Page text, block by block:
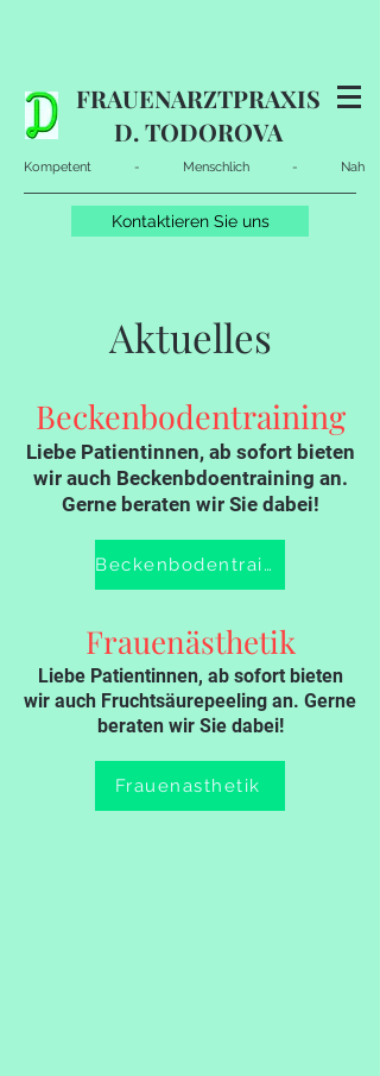
FRAUENARZTPRAXIS
D. TODOROVA
Kompetent - Menschlich - Nah
Kontaktieren Sie uns
Aktuelles
Beckenbodentraining
Liebe Patientinnen, ab sofort bieten
wir auch Beckenbdoentraining an.
Gerne beraten wir Sie dabei!
Beckenbodentraining
Frauenästhetik
Liebe Patientinnen, ab sofort bieten
wir auch Fruchtsäurepeeling an. Gerne
beraten wir Sie dabei!
Frauenasthetik